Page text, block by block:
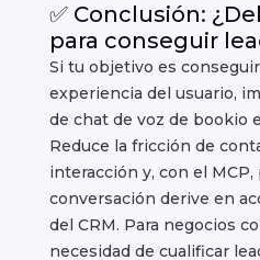
✅ Conclusión:
para conseguir
Si tu objetivo es
experiencia del usuario,
de chat de voz de bookio
Reduce la fricción de
interacción y, con el
conversación derive en
del CRM. Para negocios
necesidad de cualificar